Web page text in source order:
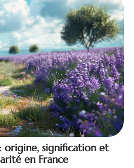
origine, signification et
en France